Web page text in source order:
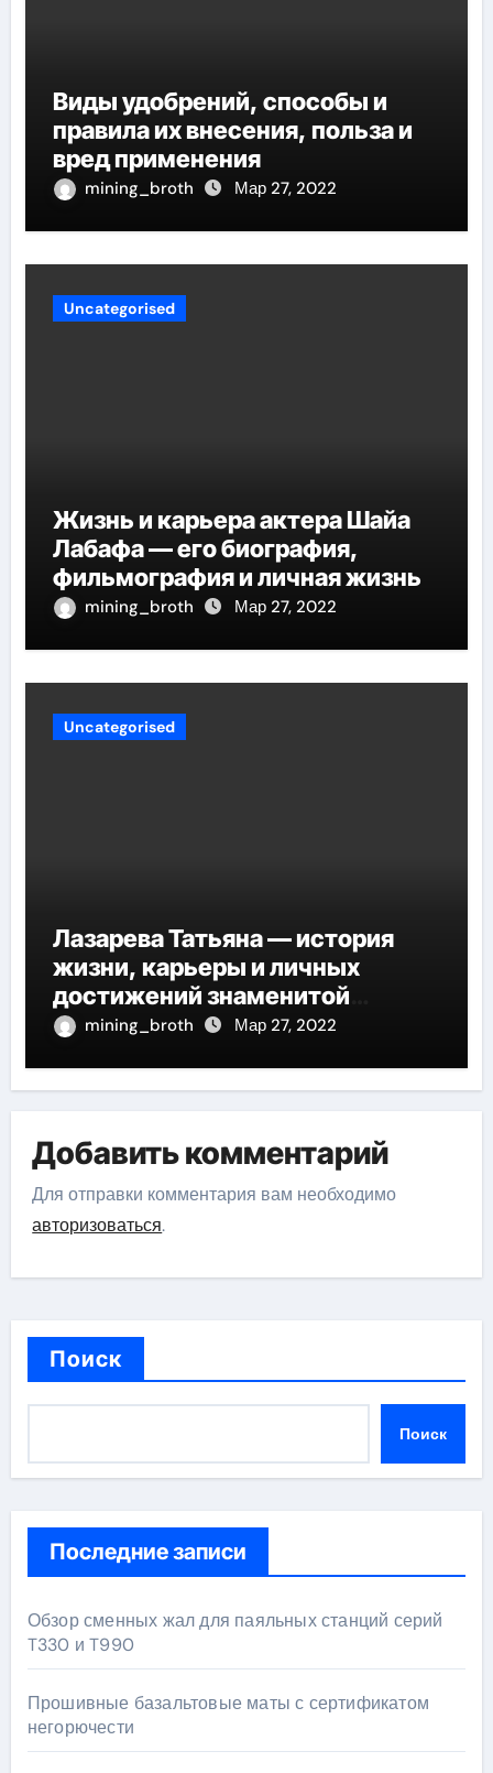
Виды удобрений, способы и
правила их внесения, польза и
вред применения
mining_broth Мар 27, 2022
Uncategorised
Жизнь и карьера актера Шайа
Лабафа — его биография,
фильмография и личная жизнь
mining_broth Мар 27, 2022
Uncategorised
Лазарева Татьяна — история
жизни, карьеры и личных
достижений знаменитой
актрисы, восходящей на олимп
mining_broth Мар 27, 2022
Добавить комментарий
Для отправки комментария вам необходимо
авторизоваться.
Поиск
Поиск
Последние записи
Обзор сменных жал для паяльных станций серий
T330 и T990
Прошивные базальтовые маты с сертификатом
негорючести